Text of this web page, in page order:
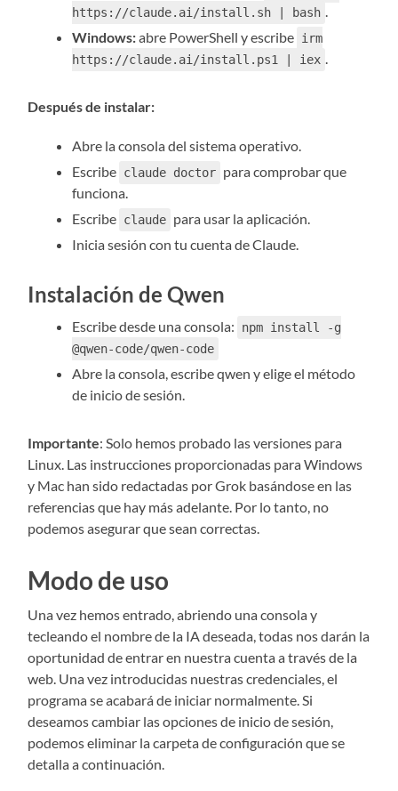
https://claude.ai/install.sh | bash .
Windows:abre PowerShell y escribe irm
https://claude.ai/install.ps1 | iex .
Después de instalar:
Abre la consola del sistema operativo.
Escribe claude doctor para comprobar que
funciona.
Escribe claude para usar la aplicación.
Inicia sesión con tu cuenta de Claude.
Instalación de Qwen
Escribe desde una consola:
npm install -g
@qwen-code/qwen-code
Abre la consola, escribe qwen y elige el método
de inicio de sesión.
Importante: Solo hemos probado las versiones para
Linux. Las instrucciones proporcionadas para Windows
y Mac han sido redactadas por Grok basándose en las
referencias que hay más adelante. Por lo tanto, no
podemos asegurar que sean correctas.
Modo de uso
Una vez hemos entrado, abriendo una consola y
tecleando el nombre de la IA deseada, todas nos darán la
oportunidad de entrar en nuestra cuenta a través de la
web. Una vez introducidas nuestras credenciales, el
programa se acabará de iniciar normalmente. Si
deseamos cambiar las opciones de inicio de sesión,
podemos eliminar la carpeta de configuración que se
detalla a continuación.